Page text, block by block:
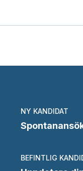
NY KANDIDAT
BEFINTLIG